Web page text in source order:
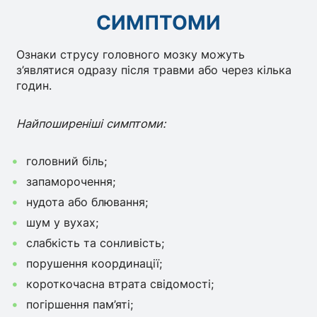
СИМПТОМИ
Ознаки струсу головного мозку можуть
з’являтися одразу після травми або через кілька
годин.
Найпоширеніші симптоми:
головний біль;
запаморочення;
нудота або блювання;
шум у вухах;
слабкість та сонливість;
порушення координації;
короткочасна втрата свідомості;
погіршення пам’яті;